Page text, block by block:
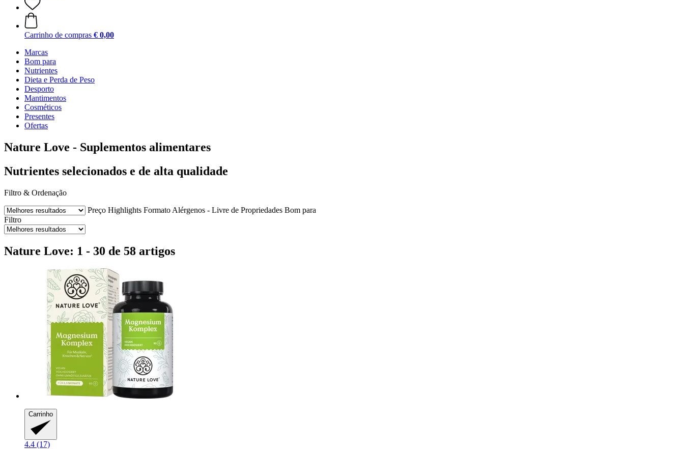
Carrinho de compras € 0,00
Marcas
Bom para
Nutrientes
Dieta e Perda de Peso
Desporto
Mantimentos
Cosméticos
Presentes
Ofertas
Nature Love - Suplementos alimentares
Nutrientes selecionados e de alta qualidade
Filtro & Ordenação
Preço Highlights Formato Alérgenos - Livre de Propriedades Bom para
Filtro
Nature Love: 1 - 30 de 58 artigos
Carrinho
4.4 (17)